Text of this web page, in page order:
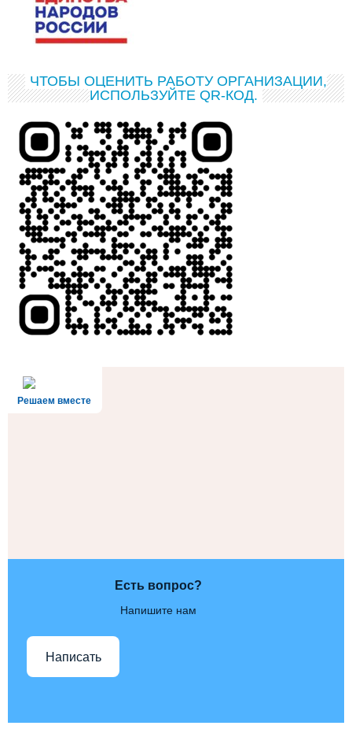
ЧТОБЫ ОЦЕНИТЬ РАБОТУ ОРГАНИЗАЦИИ,
ИСПОЛЬЗУЙТЕ QR-КОД.
Решаем вместе
Есть вопрос?
Напишите нам
Написать